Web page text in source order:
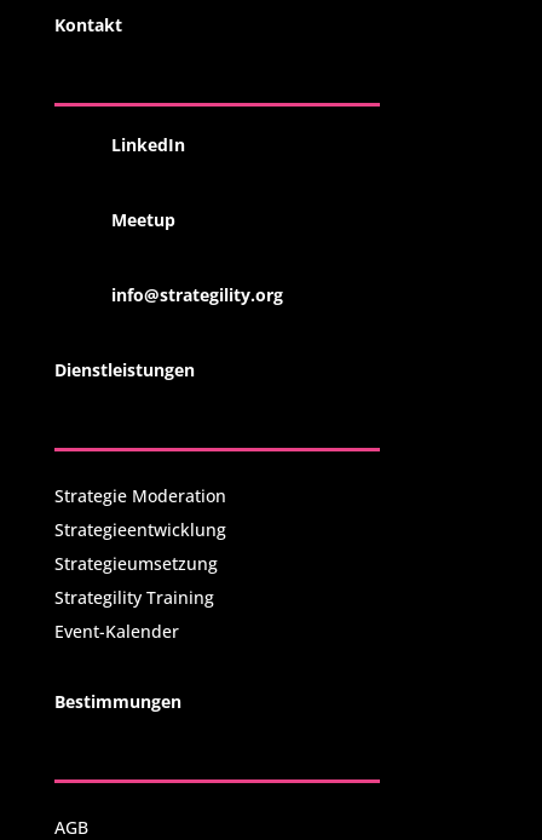
Kontakt
LinkedIn
Meetup
info@strategility.org
Dienstleistungen
Strategie Moderation
Strategieentwicklung
Strategieumsetzung
Strategility Training
Event-Kalender
Bestimmungen
AGB